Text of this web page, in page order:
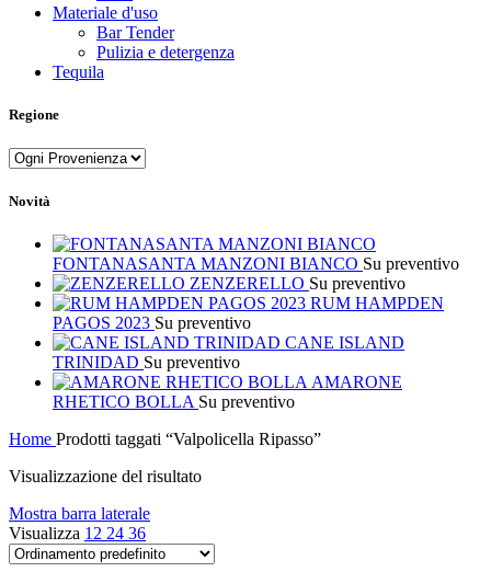
Materiale d'uso
Bar Tender
Pulizia e detergenza
Tequila
Regione
Novità
FONTANASANTA MANZONI BIANCO Su preventivo
ZENZERELLO Su preventivo
RUM HAMPDEN
PAGOS 2023 Su preventivo
CANE ISLAND
TRINIDAD Su preventivo
AMARONE
RHETICO BOLLA Su preventivo
Home Prodotti taggati “Valpolicella Ripasso”
Visualizzazione del risultato
Mostra barra laterale
Visualizza 12 24 36